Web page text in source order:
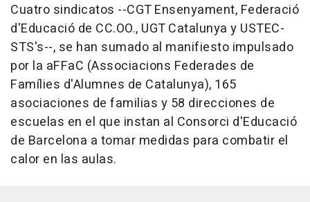
Cuatro sindicatos --CGT Ensenyament, Federació
d'Educació de CC.OO., UGT Catalunya y USTEC-
STS's--, se han sumado al manifiesto impulsado
por la aFFaC (Associacions Federades de
Famílies d'Alumnes de Catalunya), 165
asociaciones de familias y 58 direcciones de
escuelas en el que instan al Consorci d'Educació
de Barcelona a tomar medidas para combatir el
calor en las aulas.